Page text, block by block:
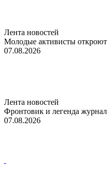
Лента новостей
Молодые активисты
07.08.2026
Лента новостей
Фронтовик и легенда
07.08.2026